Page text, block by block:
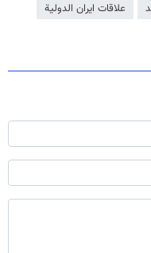
علاقات ايران الدولية